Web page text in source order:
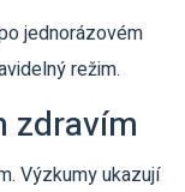
jednorázovém
režim.
zdravím
Výzkumy ukazují